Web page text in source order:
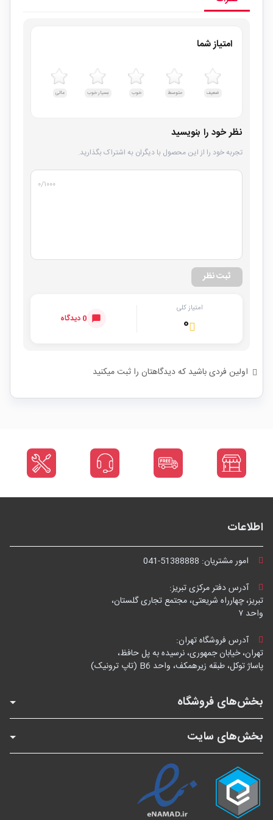
امتیاز شما
ضعیف متوسط خوب بسیار خوب عالی
نظر خود را بنویسید
تجربه خود را از این محصول با دیگران به اشتراک بگذارید.
۰/۱۰۰۰
ثبت نظر
امتیاز کلی
۰ 0 دیدگاه
اولین فردی باشید که دیدگاهتان را ثبت میکنید
اطلاعات
امور مشتریان: 041-51388888
آدرس دفتر مرکزی تبریز:
تبریز، چهارراه شریعتی، مجتمع تجاری گلستان،
واحد ۷
آدرس فروشگاه تهران:
تهران، خیابان جمهوری، نرسیده به پل حافظ،
پاساژ توکل، طبقه زیرهمکف، واحد B6 (تاپ ترونیک)
بخش‌های فروشگاه
بخش‌های سایت